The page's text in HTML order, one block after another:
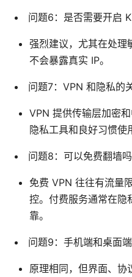
问题6：是否需要开启
强烈建议，尤其在处理
不会暴露真实 IP。
问题7：VPN 和隐私的
VPN 提供传输层加密
隐私工具和良好习惯使
问题8：可以免费翻墙吗
免费 VPN 往往有流量
控。付费服务通常在隐
靠。
问题9：手机端和桌面
原理相同，但界面、协